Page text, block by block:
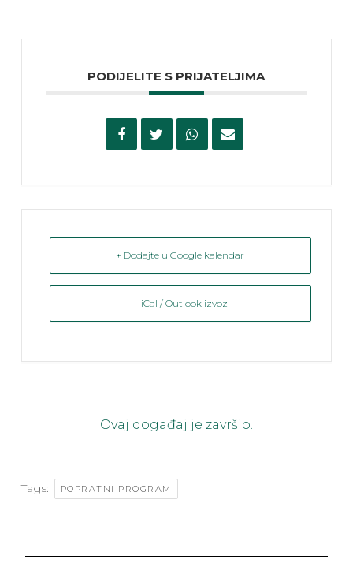
PODIJELITE S PRIJATELJIMA
+ Dodajte u Google kalendar
+ iCal / Outlook izvoz
Ovaj događaj je završio.
Tags: POPRATNI PROGRAM